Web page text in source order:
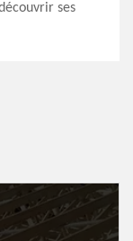
ses